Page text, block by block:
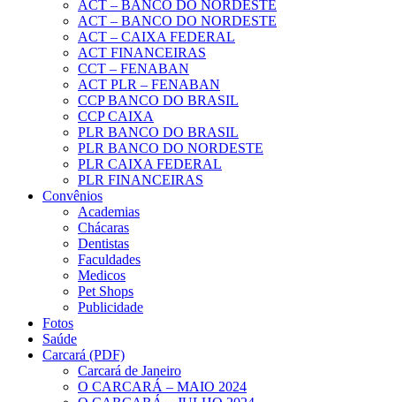
ACT – BANCO DO NORDESTE
ACT – BANCO DO NORDESTE
ACT – CAIXA FEDERAL
ACT FINANCEIRAS
CCT – FENABAN
ACT PLR – FENABAN
CCP BANCO DO BRASIL
CCP CAIXA
PLR BANCO DO BRASIL
PLR BANCO DO NORDESTE
PLR CAIXA FEDERAL
PLR FINANCEIRAS
Convênios
Academias
Chácaras
Dentistas
Faculdades
Medicos
Pet Shops
Publicidade
Fotos
Saúde
Carcará (PDF)
Carcará de Janeiro
O CARCARÁ – MAIO 2024